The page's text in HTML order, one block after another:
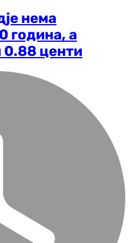
нема
година, а
0.88 центи